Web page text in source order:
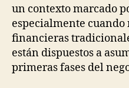
un contexto marcado
especialmente
financieras
están dispuestos a
primeras fases del